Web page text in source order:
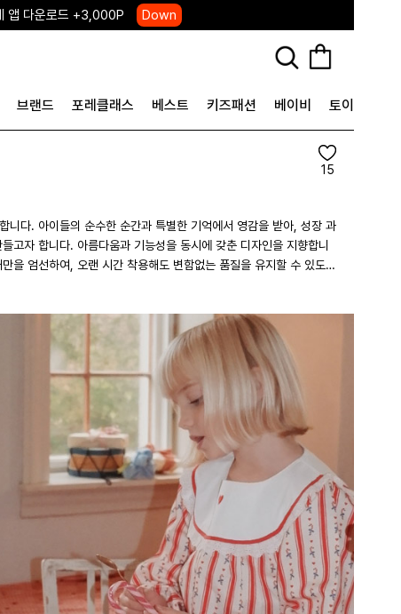
앱 다운로드 +3,000P Down
브랜드 포레클래스 베스트 키즈패션 베이비 토이&굿즈
15
받아, 성장 과
고자 합니다. 아름다움과 기능성을 동시에 갖춘 디자인을 지향합니
을 엄선하여, 오랜 시간 착용해도 변함없는 품질을 유지할 수 있도록
법 같은 순간을 담아낸 컬렉션을 선보입니다. 풍성한 베리 톤
을 중심으로, 따뜻한 감성과 포근함을 담은 디자인을 통해 가을철 가
고, 소중한
한 순간들—플뢰스의 AW25 컬렉션은 이러한 순수한 기쁨을 기념하
디테일과 높은 품질의 장인 정신이 돋
다움을 즐기며 평생 기억할 소중한 순간을 만들어 갈 수 있도록 합니